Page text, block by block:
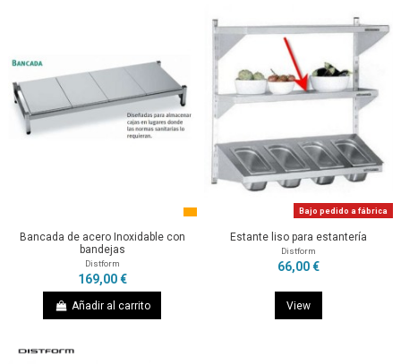
Bancada de acero Inoxidable con
bandejas
Distform
169,00 €
Añadir al carrito
Bajo pedido a fábrica
Estante liso para estantería
Distform
66,00 €
View